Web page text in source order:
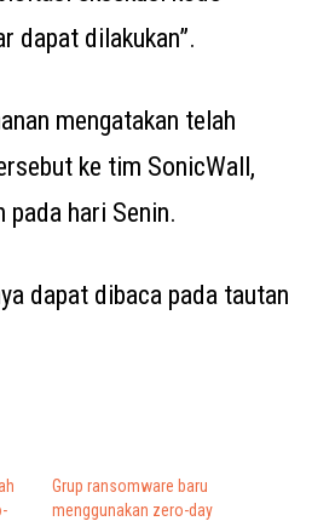
dapat dilakukan”.
mengatakan telah
ke tim SonicWall,
pada hari Senin.
dapat dibaca pada tautan
Grup ransomware baru
menggunakan zero-day